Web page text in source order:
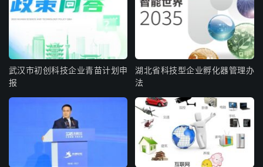
武汉市初创科技企业青苗计划申
报
湖北省科技型企业孵化器管理办
法